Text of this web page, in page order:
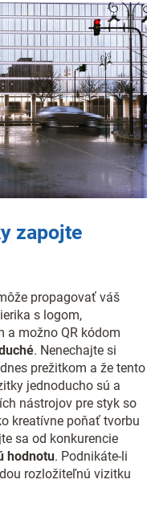
zapojte
propagovať váš
s logom,
a možno QR kódom
. Nenechajte si
prežitkom a že tento
jednoducho sú a
nástrojov pre styk so
kreatívne poňať tvorbu
sa od konkurencie
hodnotu. Podnikáte-li
rozložiteľnú vizitku